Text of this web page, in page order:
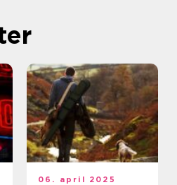
06. april 2025